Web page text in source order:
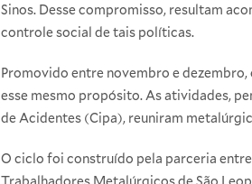
Sinos. Desse compromisso, resultam
controle social de tais políticas.
Promovido entre novembro e dezembro,
esse mesmo propósito. As atividades,
de Acidentes (Cipa), reuniram
O ciclo foi construído pela parceria